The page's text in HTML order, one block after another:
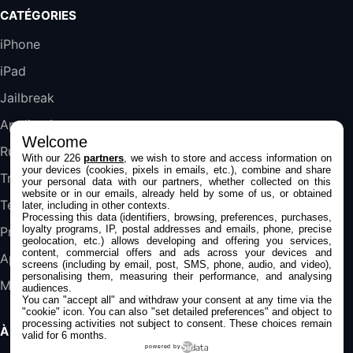
Blanc
Jeu FIFA 20 sur PC (code à télécharger)
45,98€57,99€Rue Du Commerce (Vendeur Tiers)
CATÉGORIES
iPhone
iPad
Jailbreak
Applications
Rumeurs
Trucs & astuces
Tests
Promos
Apple
Mac
À PROPOS
Welcome
With our 226partners , we wish to store and access information on
your devices (cookies, pixels in emails, etc.), combine and share
your personal data with our partners, whether collected on this
website or in our emails, already held by some of us, or obtained
later, including in other contexts.
Processing this data (identifiers, browsing, preferences, purchases,
loyalty programs, IP, postal addresses and emails, phone, precise
geolocation, etc.) allows developing and offering you services,
content, commercial offers and ads across your devices and
screens (including by email, post, SMS, phone, audio, and video),
personalising them, measuring their performance, and analysing
audiences.
You can "accept all" and withdraw your consent at any time via the
"cookie" icon. You can also "set detailed preferences" and object to
processing activities not subject to consent. These choices remain
valid for 6 months.
powered by